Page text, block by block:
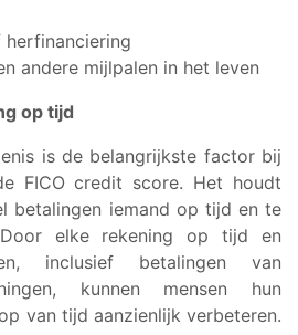
andere mijlpalen in het leven
op tijd
is de belangrijkste factor bij
FICO credit score. Het houdt
betalingen iemand op tijd en te
elke rekening op tijd en
inclusief betalingen van
kunnen mensen hun
van tijd aanzienlijk verbeteren.